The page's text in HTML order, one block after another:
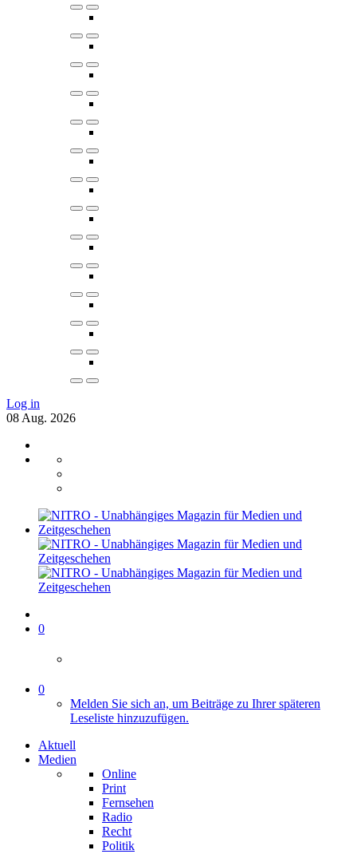
Log in
08 Aug. 2026
0
0
Melden Sie sich an, um Beiträge zu Ihrer späteren
Leseliste hinzuzufügen.
Aktuell
Medien
Online
Print
Fernsehen
Radio
Recht
Politik